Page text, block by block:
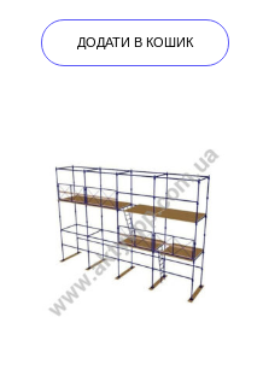
ДОДАТИ В КОШИК